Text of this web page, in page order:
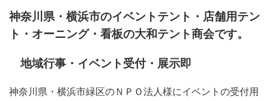
神奈川県・横浜市のイベントテント・店舗用テン
ト・オーニング・看板の大和テント商会です。
地域行事・イベント受付・展示即
神奈川県・横浜市緑区のＮＰＯ法人様にイベントの受付用